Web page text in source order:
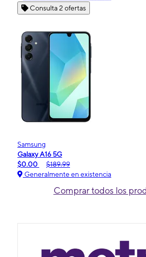
Consulta 2 ofertas
Samsung
Galaxy A16 5G
$0.00
$189.99
Generalmente en existencia
Comprar todos los